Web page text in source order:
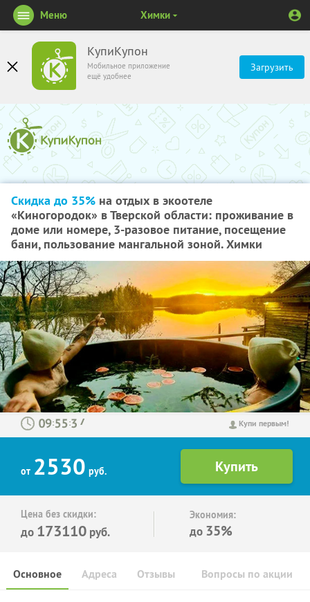
КупиКупон
Мобильное приложение
ещё удобнее
Загрузить
Меню Химки
Скидка до 35% на отдых в экоотеле
«Киногородок» в Тверской области: проживание в
доме или номере, 3-разовое питание, посещение
бани, пользование мангальной зоной. Химки
Купи первым!
: :
от 2530 руб.
Цена без скидки:
до 173110 руб.
Экономия:
до 35%
Основное Отзывы Вопросы по акции
Адреса